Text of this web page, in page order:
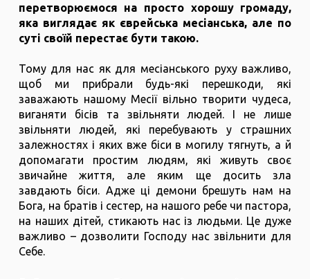
перетворюємося на просто хорошу громаду,
яка виглядає як єврейська месіанська, але по
суті своїй перестає бути такою.
Тому для нас як для месіанського руху важливо,
щоб ми прибрали будь-які перешкоди, які
заважають нашому Месії вільно творити чудеса,
виганяти бісів та звільняти людей. І не лише
звільняти людей, які перебувають у страшних
залежностях і яких вже біси в могилу тягнуть, а й
допомагати простим людям, які живуть своє
звичайне життя, але яким ще досить зла
завдають біси. Адже ці демони брешуть нам на
Бога, на братів і сестер, на нашого ребе чи пастора,
на наших дітей, стикають нас із людьми. Це дуже
важливо – дозволити Господу нас звільнити для
Себе.